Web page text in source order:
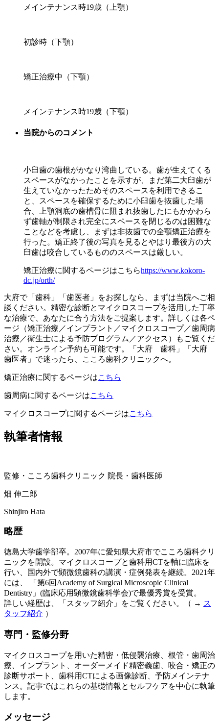
メインテナンス時19歳（上顎）
初診時（下顎）
矯正治療中（下顎）
メインテナンス時19歳（下顎）
当院からのコメント
小臼歯の歯根がかなり湾曲している。歯が生えてくる
スペースがなかったことを示すが、まだ第二大臼歯が
生えていなかったためそのスペースを利用できるこ
と、スペースを確保するために小臼歯を抜歯した場
合、上顎洞底の歯槽骨に阻まれ抜歯したにもかかわら
ず歯軸が制限され完全にスペースを閉じるのは困難な
ことなどを考慮し、まずは非抜歯での全顎矯正治療を
行った。矯正終了後の写真を見るとやはり最後方の大
臼歯は咬合しているもののスペースは厳しい。
矯正治療に関するページはこちらhttps://www.kokoro-
dc.jp/orth/
大府で「歯科」「歯医者」をお探しなら、まずは当院へご相
談ください。精密な診断とマイクロスコープを活用した丁寧
な治療で、あなたに合う方法をご提案します。詳しくは各ペ
ージ（矯正治療／インプラント／マイクロスコープ／歯周病
治療／衛生士による予防プログラム／アクセス）もご覧くだ
さい。オンライン予約も可能です。「大府 歯科」「大府
歯医者」で迷ったら、こころ歯科クリニックへ。
矯正治療に関するページはこちら
歯周病に関するページはこちら
マイクロスコープに関するページはこちら
執筆者情報
監修・こころ歯科クリニック 院長・歯科医師
畑 伸二郎
Shinjiro Hata
略歴
徳島大学歯学部卒。2007年に愛知県大府市でこころ歯科クリ
ニックを開設。マイクロスコープと歯科用CTを軸に臨床を
行い、国内外で顕微鏡歯科の講演・症例発表を継続。2021年
には、 「第6回Academy of Surgical Microscopic Clinical
Dentistry」(臨床応用顕微鏡歯科学会)で最優秀賞を受賞。
詳しい経歴は、「スタッフ紹介」をご覧ください。（ → ス
タッフ紹介 ）
専門・監修分野
マイクロスコープを用いた精密・低侵襲治療、根管・歯周治
療、インプラント、オーダーメイド精密義歯、咬合・矯正の
診断サポート、歯科用CTによる画像診断、予防メインテナ
ンス。記事ではこれらの基礎情報とセルフケアを中心に執筆
します。
メッセージ